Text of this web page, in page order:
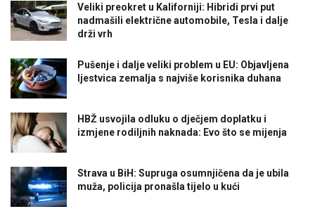
Veliki preokret u Kaliforniji: Hibridi prvi put
nadmašili električne automobile, Tesla i dalje
drži vrh
Pušenje i dalje veliki problem u EU: Objavljena
ljestvica zemalja s najviše korisnika duhana
HBŽ usvojila odluku o dječjem doplatku i
izmjene rodiljnih naknada: Evo što se mijenja
Strava u BiH: Supruga osumnjičena da je ubila
muža, policija pronašla tijelo u kući